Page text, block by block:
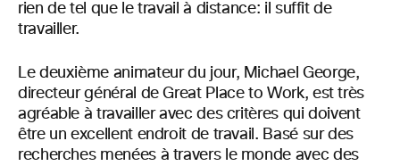
rien de tel que le travail à distance: il suffit de
travailler.
Le deuxième animateur du jour, Michael George,
directeur général de Great Place to Work, est très
agréable à travailler avec des critères qui doivent
être un excellent endroit de travail. Basé sur des
recherches menées à travers le monde avec des